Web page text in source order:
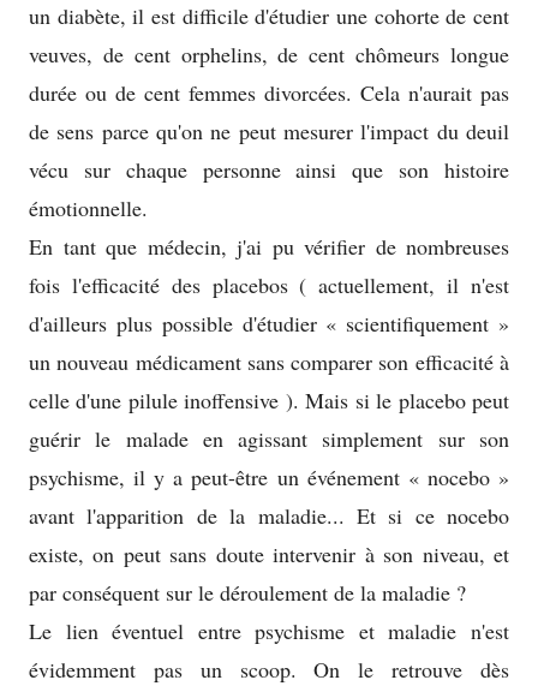
un diabète, il est difficile d'étudier une cohorte de cent
veuves, de cent orphelins, de cent chômeurs longue
durée ou de cent femmes divorcées. Cela n'aurait pas
de sens parce qu'on ne peut mesurer l'impact du deuil
vécu sur chaque personne ainsi que son histoire
émotionnelle.
En tant que médecin, j'ai pu vérifier de nombreuses
fois l'efficacité des placebos ( actuellement, il n'est
d'ailleurs plus possible d'étudier « scientifiquement »
un nouveau médicament sans comparer son efficacité à
celle d'une pilule inoffensive ). Mais si le placebo peut
guérir le malade en agissant simplement sur son
psychisme, il y a peut-être un événement « nocebo »
avant l'apparition de la maladie... Et si ce nocebo
existe, on peut sans doute intervenir à son niveau, et
par conséquent sur le déroulement de la maladie ?
Le lien éventuel entre psychisme et maladie n'est
évidemment pas un scoop. On le retrouve dès